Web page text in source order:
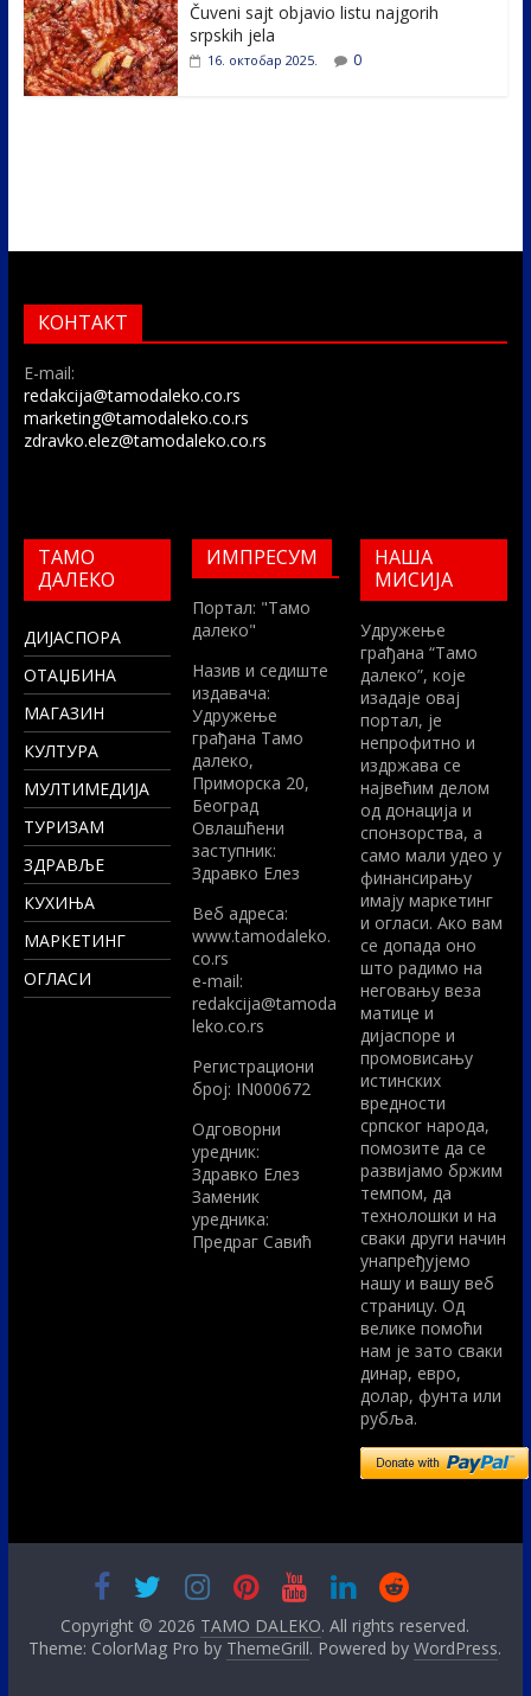
Čuveni sajt objavio listu najgorih
srpskih jela
16. октобар 2025. 0
КОНТАКТ
E-mail:
redakcija@tamodaleko.co.rs
marketing@tamodaleko.co.rs
zdravko.elez@tamodaleko.co.rs
ТАМО
ДАЛЕКО
ДИЈАСПОРА
ОТАЏБИНА
МАГАЗИН
КУЛТУРА
МУЛТИМЕДИЈА
ТУРИЗАМ
ЗДРАВЉЕ
КУХИЊА
МАРКЕТИНГ
ОГЛАСИ
ИМПРЕСУМ
Портал: "Тамо
далеко"
Назив и седиште
издавача:
Удружење
грађана Тамо
далеко,
Приморска 20,
Београд
Овлашћени
заступник:
Здравко Елез
Вeб адреса:
www.tamodaleko.
co.rs
e-mail:
redakcija@tamoda
leko.co.rs
Регистрациони
број: IN000672
Одговорни
уредник:
Здравко Елез
Заменик
уредника:
Предраг Савић
НАША
МИСИЈА
Удружење
грађана “Тамо
далеко”, које
изадаје овај
портал, је
непрофитно и
издржава се
највећим делом
од донација и
спонзорства, а
само мали удео у
финансирању
имају маркетинг
и огласи. Ако вам
се допада оно
што радимо на
неговању веза
матице и
дијаспоре и
промовисању
истинских
вредности
српског народа,
помозите да се
развијамо бржим
темпом, да
технолошки и на
сваки други начин
унапређујемо
нашу и вашу веб
страницу. Од
велике помоћи
нам је зато сваки
динар, евро,
долар, фунта или
рубља.
Copyright © 2026 TAMO DALEKO. All rights reserved.
Theme: ColorMag Pro by ThemeGrill. Powered byWordPress.